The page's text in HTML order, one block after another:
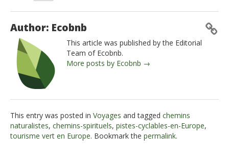
Author: Ecobnb
This article was published by the Editorial
Team of Ecobnb.
More posts by Ecobnb →
This entry was posted in Voyages and tagged chemins
naturalistes, chemins-spirituels, pistes-cyclables-en-Europe,
tourisme vert en Europe. Bookmark the permalink.